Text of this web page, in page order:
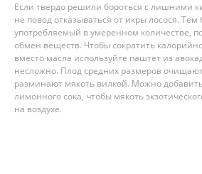
Если твердо решили бороться с лишними
не повод отказываться от икры лосося. Тем
употребляемый в умеренном количестве,
обмен веществ. Чтобы сократить
вместо масла используйте паштет из
несложно. Плод средних размеров
разминают мякоть вилкой. Можно
лимонного сока, чтобы мякоть
на воздухе.